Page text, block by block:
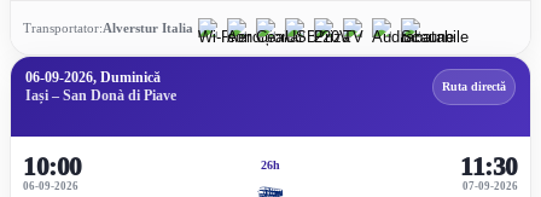
Transportator:Alverstur Italia
06-09-2026, Duminică
Iași – San Donà di Piave
Ruta directă
10:00
06-09-2026
26h
07-09-2026
11:30